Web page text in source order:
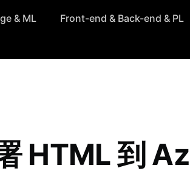
& ML Front-end & Back-end & PL
HTML 到